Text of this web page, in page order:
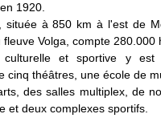
1920.
située à 850 km à l'est de
fleuve Volga, compte 280.000
et sportive y est
cinq théâtres, une école de
des salles multiplex, de
et deux complexes sportifs.